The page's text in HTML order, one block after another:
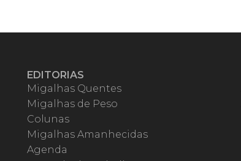
EDITORIAS
Migalhas Quentes
Migalhas de Peso
Colunas
Migalhas Amanhecidas
Agenda